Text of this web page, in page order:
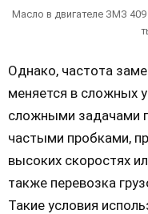
Масло в двигателе ЗМЗ
Однако, частота
меняется в сложных
сложными задачами
частыми пробками,
высоких скоростях
также перевозка
Такие условия